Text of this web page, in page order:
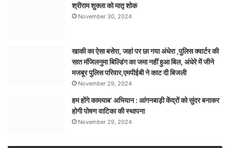
श्रीराम शुक्ला को मातृ शोक
November 30, 2024
खाकी का ऐसा बसेरा, जहां पर छा गया अंधेरा ,पुलिस क्वार्टर की
सात मंजिलनुमा बिल्डिंग का जमा नहीं हुआ बिल, अंधेरे में जीने
मजबूर पुलिस परिवार,एमपीईबी ने काट दी बिजली
November 29, 2024
हम होंगे कामयाब’ अभियान : आंगनबाड़ी केंद्रों को सुंदर बनाकर
होगी पोषण वाटिका की स्थापना
November 29, 2024